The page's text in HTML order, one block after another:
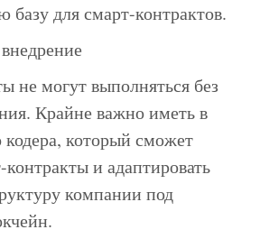
базу для смарт-контрактов.
не могут выполняться без
Крайне важно иметь в
который сможет
контракты и адаптировать
компании под